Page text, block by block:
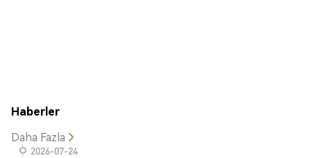
Haberler
Daha Fazla
2026-07-24